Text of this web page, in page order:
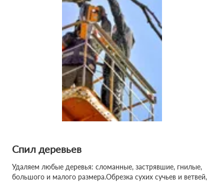
Спил деревьев
Удаляем любые деревья: сломанные, застрявшие, гнилые,
большого и малого размера.Обрезка сухих сучьев и ветвей,